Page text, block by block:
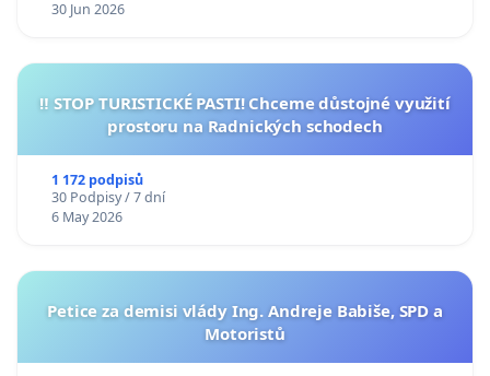
30 Jun 2026
‼️ STOP TURISTICKÉ PASTI! Chceme důstojné využití
prostoru na Radnických schodech
1 172 podpisů
30 Podpisy / 7 dní
6 May 2026
Petice za demisi vlády Ing. Andreje Babiše, SPD a
Motoristů